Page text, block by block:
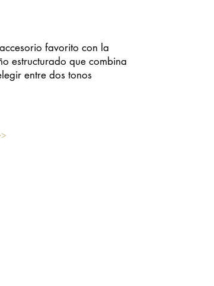
favorito con la
estructurado que combina
entre dos tonos